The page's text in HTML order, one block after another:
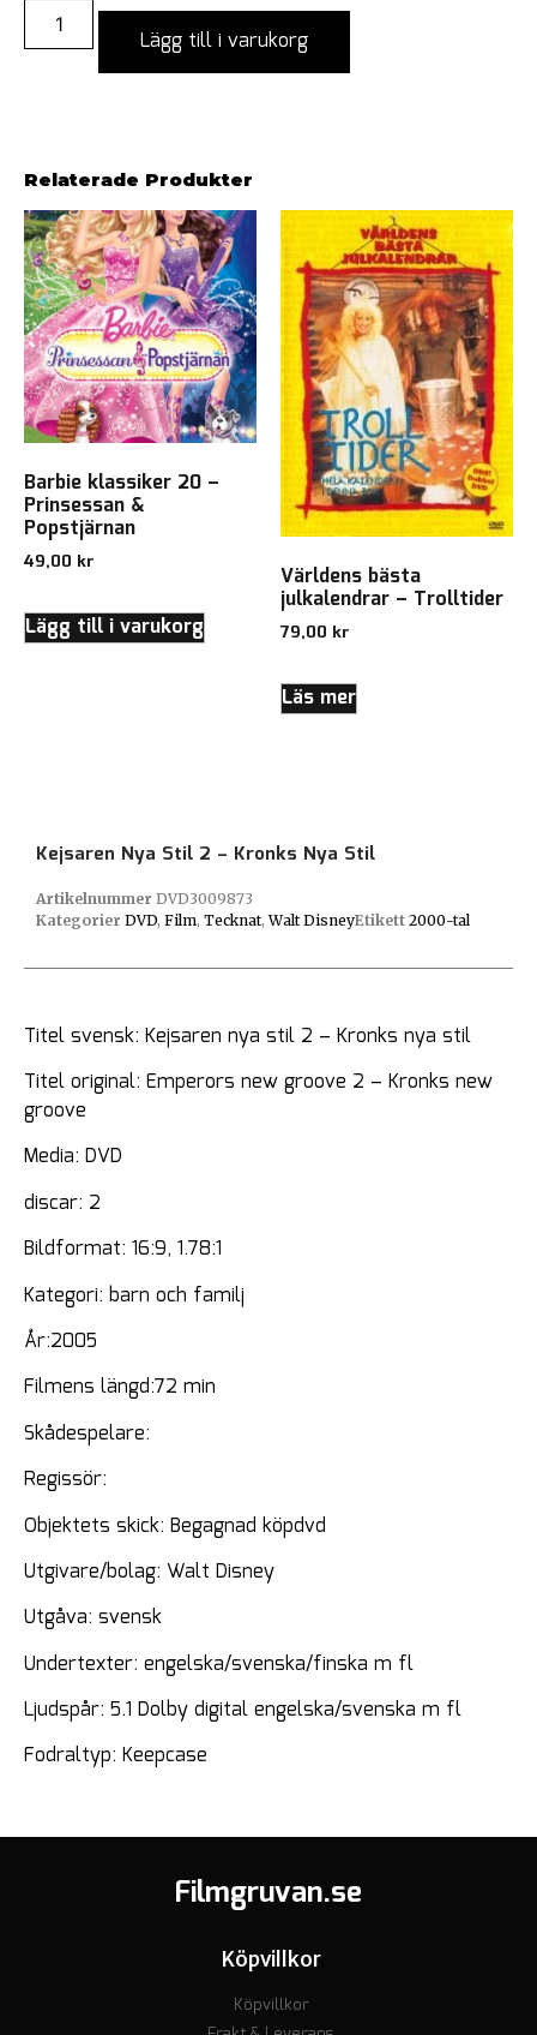
Lägg till i varukorg
Kejsaren Nya Stil 2 – Kronks Nya Stil
Artikelnummer DVD3009873
Kategorier DVD, Film, Tecknat,Walt DisneyEtikett 2000-tal
Titel svensk: Kejsaren nya stil 2 – Kronks nya stil
Titel original: Emperors new groove 2 – Kronks new
groove
Media: DVD
discar: 2
Bildformat: 16:9, 1.78:1
Kategori: barn och familj
År:2005
Filmens längd:72 min
Skådespelare:
Regissör:
Objektets skick: Begagnad köpdvd
Utgivare/bolag: Walt Disney
Utgåva: svensk
Undertexter: engelska/svenska/finska m fl
Ljudspår: 5.1 Dolby digital engelska/svenska m fl
Fodraltyp: Keepcase
Relaterade Produkter
Barbie klassiker 20 –
Prinsessan &
Popstjärnan
49,00 kr
Lägg till i varukorg
Världens bästa
julkalendrar – Trolltider
79,00 kr
Läs mer
Filmgruvan.se
Köpvillkor
Köpvillkor